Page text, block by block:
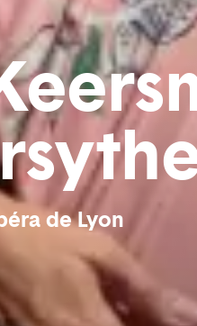
de Lyon